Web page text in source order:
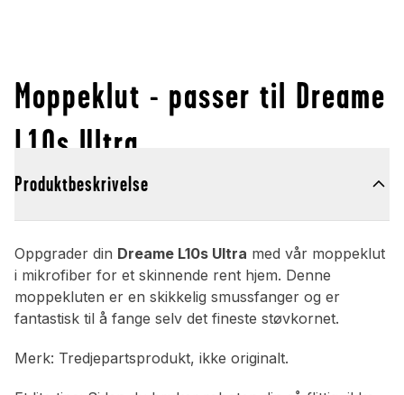
Moppeklut - passer til Dreame
L10s Ultra
Produktbeskrivelse
Oppgrader din Dreame L10s Ultra med vår moppeklut
i mikrofiber for et skinnende rent hjem. Denne
moppekluten er en skikkelig smussfanger og er
fantastisk til å fange selv det fineste støvkornet.
Merk: Tredjepartsprodukt, ikke originalt.